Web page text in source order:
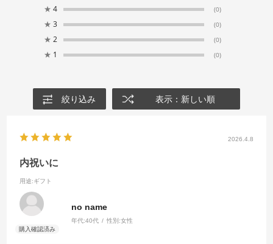
★ 4 (0)
★ 3 (0)
★ 2 (0)
★ 1 (0)
絞り込み 表示：新しい順
2026.4.8
内祝いに
用途:ギフト
no name
年代:40代 性別:女性